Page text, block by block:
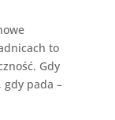
to
Gdy
gdy pada –